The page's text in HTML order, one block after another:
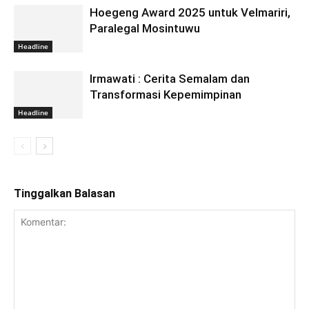
Headline
Hoegeng Award 2025 untuk Velmariri,
Paralegal Mosintuwu
Headline
Irmawati : Cerita Semalam dan
Transformasi Kepemimpinan
Tinggalkan Balasan